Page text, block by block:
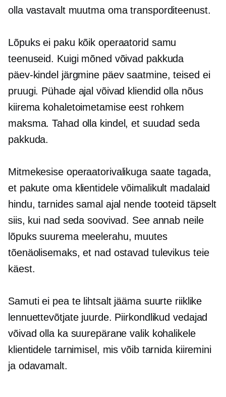
olla vastavalt muutma oma transporditeenust.
Lõpuks ei paku kõik operaatorid samu
teenuseid. Kuigi mõned võivad pakkuda
päev-kindel järgmine päevsaatmine, teised ei
pruugi. Pühade ajal võivad kliendid olla nõus
kiirema kohaletoimetamise eest rohkem
maksma. Tahad olla kindel, et suudad seda
pakkuda.
Mitmekesise operaatorivalikuga saate tagada,
et pakute oma klientidele võimalikult madalaid
hindu, tarnides samal ajal nende tooteid täpselt
siis, kui nad seda soovivad. See annab neile
lõpuks suurema meelerahu, muutes
tõenäolisemaks, et nad ostavad tulevikus teie
käest.
Samuti ei pea te lihtsalt jääma suurte riiklike
lennuettevõtjate juurde. Piirkondlikud vedajad
võivad olla ka suurepärane valik kohalikele
klientidele tarnimisel, mis võib tarnida kiiremini
ja odavamalt.